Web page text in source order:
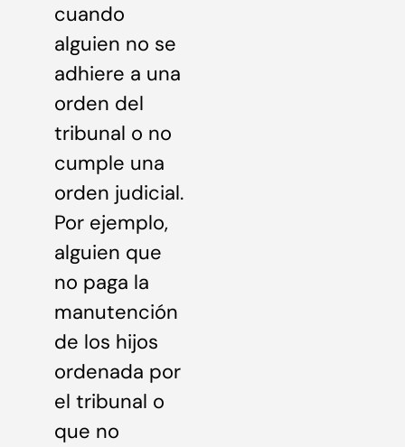
cuando
alguien no se
adhiere a una
orden del
tribunal o no
cumple una
orden judicial.
Por ejemplo,
alguien que
no paga la
manutención
de los hijos
ordenada por
el tribunal o
que no